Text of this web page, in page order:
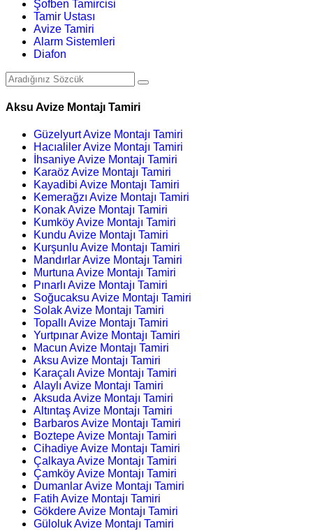
Şofben Tamircisi
Tamir Ustası
Avize Tamiri
Alarm Sistemleri
Diafon
Aksu Avize Montajı Tamiri
Güzelyurt Avize Montajı Tamiri
Hacıaliler Avize Montajı Tamiri
İhsaniye Avize Montajı Tamiri
Karaöz Avize Montajı Tamiri
Kayadibi Avize Montajı Tamiri
Kemerağzı Avize Montajı Tamiri
Konak Avize Montajı Tamiri
Kumköy Avize Montajı Tamiri
Kundu Avize Montajı Tamiri
Kurşunlu Avize Montajı Tamiri
Mandırlar Avize Montajı Tamiri
Murtuna Avize Montajı Tamiri
Pınarlı Avize Montajı Tamiri
Soğucaksu Avize Montajı Tamiri
Solak Avize Montajı Tamiri
Topallı Avize Montajı Tamiri
Yurtpınar Avize Montajı Tamiri
Macun Avize Montajı Tamiri
Aksu Avize Montajı Tamiri
Karaçalı Avize Montajı Tamiri
Alaylı Avize Montajı Tamiri
Aksuda Avize Montajı Tamiri
Altıntaş Avize Montajı Tamiri
Barbaros Avize Montajı Tamiri
Boztepe Avize Montajı Tamiri
Cihadiye Avize Montajı Tamiri
Çalkaya Avize Montajı Tamiri
Çamköy Avize Montajı Tamiri
Dumanlar Avize Montajı Tamiri
Fatih Avize Montajı Tamiri
Gökdere Avize Montajı Tamiri
Güloluk Avize Montajı Tamiri